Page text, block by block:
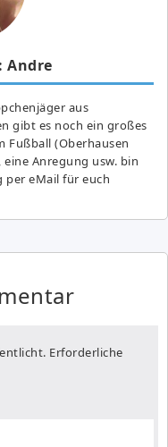
Andre
aus
gibt es noch ein großes
Fußball (Oberhausen
Anregung usw. bin
per eMail für euch
Erforderliche